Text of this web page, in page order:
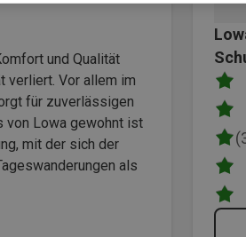
und Qualität
verliert. Vor allem im
für zuverlässigen
von Lowa gewohnt ist
mit der sich der
als